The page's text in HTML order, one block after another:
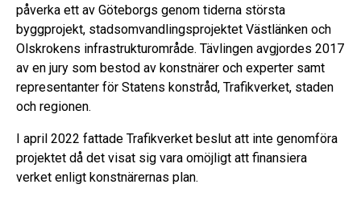
påverka ett av Göteborgs genom tiderna största
byggprojekt, stadsomvandlingsprojektet Västlänken och
Olskrokens infrastrukturområde. Tävlingen avgjordes 2017
av en jury som bestod av konstnärer och experter samt
representanter för Statens konstråd, Trafikverket, staden
och regionen.
I april 2022 fattade Trafikverket beslut att inte genomföra
projektet då det visat sig vara omöjligt att finansiera
verket enligt konstnärernas plan.